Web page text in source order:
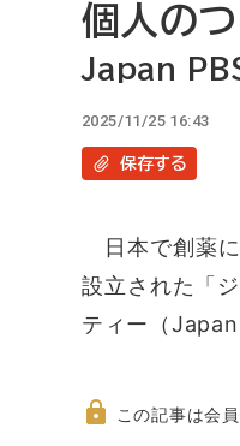
個人の
Japan
2025/11/25 16:43
保存する
日本で創薬に
設立された「
ティー（
この記事は会